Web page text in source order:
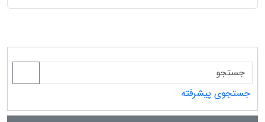
جستجوی پیشرفته